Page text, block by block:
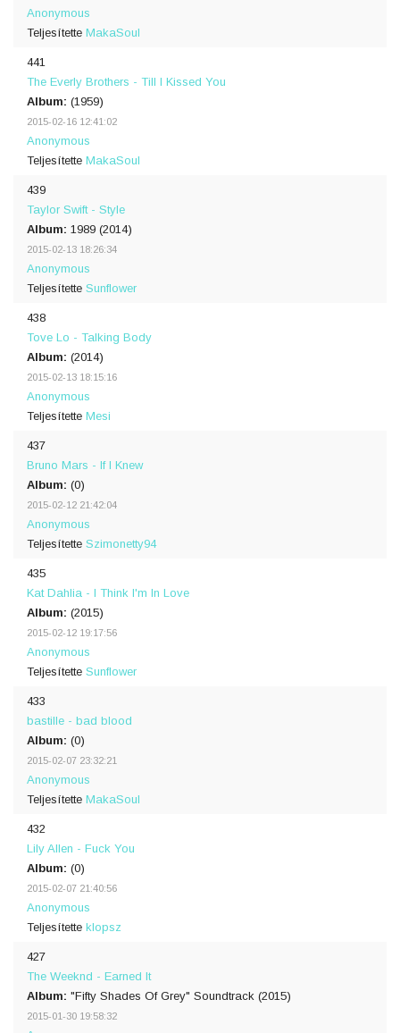
Anonymous
Teljesítette MakaSoul
441
The Everly Brothers - Till I Kissed You
Album: (1959)
2015-02-16 12:41:02
Anonymous
Teljesítette MakaSoul
439
Taylor Swift - Style
Album: 1989 (2014)
2015-02-13 18:26:34
Anonymous
Teljesítette Sunflower
438
Tove Lo - Talking Body
Album: (2014)
2015-02-13 18:15:16
Anonymous
Teljesítette Mesi
437
Bruno Mars - If I Knew
Album: (0)
2015-02-12 21:42:04
Anonymous
Teljesítette Szimonetty94
435
Kat Dahlia - I Think I'm In Love
Album: (2015)
2015-02-12 19:17:56
Anonymous
Teljesítette Sunflower
433
bastille - bad blood
Album: (0)
2015-02-07 23:32:21
Anonymous
Teljesítette MakaSoul
432
Lily Allen - Fuck You
Album: (0)
2015-02-07 21:40:56
Anonymous
Teljesítette klopsz
427
The Weeknd - Earned It
Album: "Fifty Shades Of Grey" Soundtrack (2015)
2015-01-30 19:58:32